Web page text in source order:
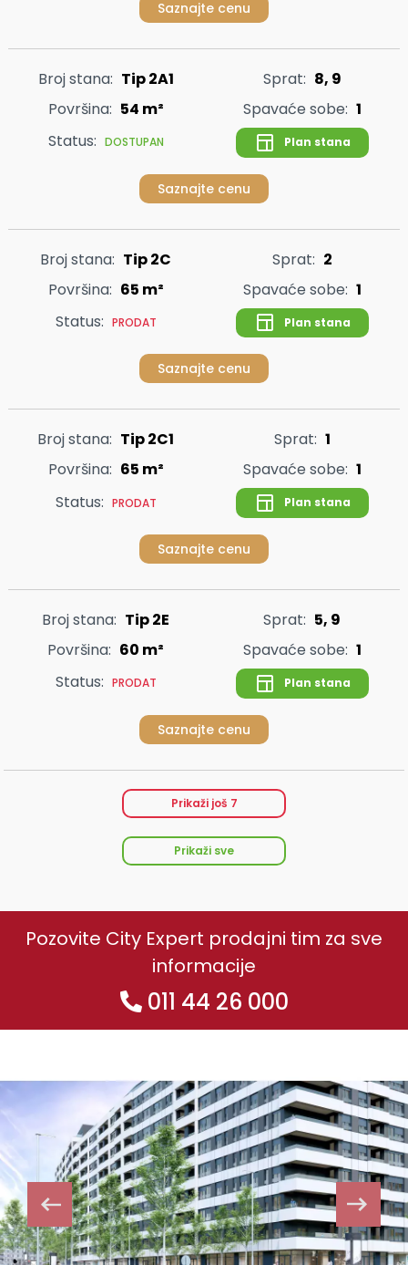
Saznajte cenu
Broj stana: Tip 2A1 Sprat: 8, 9
Površina: 54 m² Spavaće sobe: 1
Status: DOSTUPAN Plan stana
Saznajte cenu
Broj stana: Tip 2C Sprat: 2
Površina: 65 m² Spavaće sobe: 1
Status: PRODAT Plan stana
Saznajte cenu
Broj stana: Tip 2C1 Sprat: 1
Površina: 65 m² Spavaće sobe: 1
Status: PRODAT Plan stana
Saznajte cenu
Broj stana: Tip 2E Sprat: 5, 9
Površina: 60 m² Spavaće sobe: 1
Status: PRODAT Plan stana
Saznajte cenu
Prikaži još 7
Prikaži sve
Pozovite City Expert prodajni tim za sve
informacije
011 44 26 000